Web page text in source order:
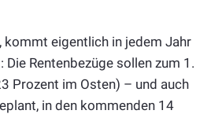
kommt eigentlich in jedem Jahr
Rentenbezüge sollen zum 1.
Prozent im Osten) – und auch
in den kommenden 14